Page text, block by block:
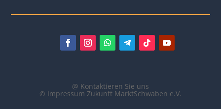
@ Kontaktieren Sie uns
© Impressum Zukunft MarktSchwaben e.V.